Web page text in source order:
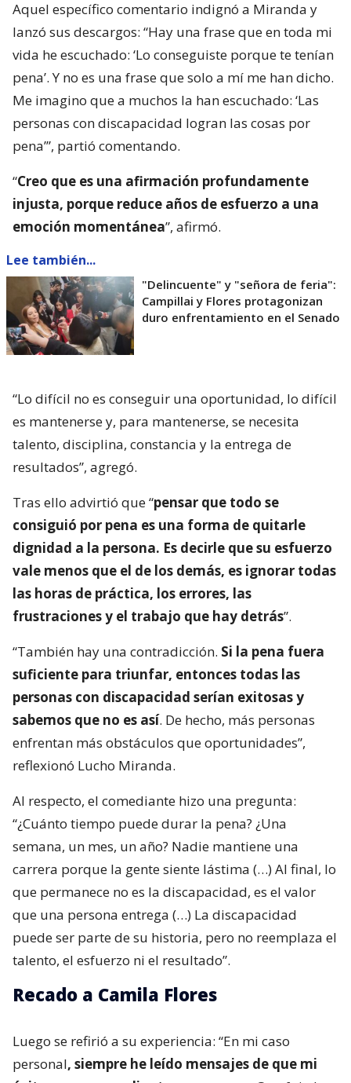
Aquel específico comentario indignó a Miranda y
lanzó sus descargos: “Hay una frase que en toda mi
vida he escuchado: ‘Lo conseguiste porque te tenían
pena’. Y no es una frase que solo a mí me han dicho.
Me imagino que a muchos la han escuchado: ‘Las
personas con discapacidad logran las cosas por
pena’”, partió comentando.
“Creo que es una afirmación profundamente
injusta, porque reduce años de esfuerzo a una
emoción momentánea”, afirmó.
Lee también...
"Delincuente" y "señora de feria":
Campillai y Flores protagonizan
duro enfrentamiento en el Senado
“Lo difícil no es conseguir una oportunidad, lo difícil
es mantenerse y, para mantenerse, se necesita
talento, disciplina, constancia y la entrega de
resultados”, agregó.
Tras ello advirtió que “pensar que todo se
consiguió por pena es una forma de quitarle
dignidad a la persona. Es decirle que su esfuerzo
vale menos que el de los demás, es ignorar todas
las horas de práctica, los errores, las
frustraciones y el trabajo que hay detrás”.
“También hay una contradicción. Si la pena fuera
suficiente para triunfar, entonces todas las
personas con discapacidad serían exitosas y
sabemos que no es así. De hecho, más personas
enfrentan más obstáculos que oportunidades”,
reflexionó Lucho Miranda.
Al respecto, el comediante hizo una pregunta:
“¿Cuánto tiempo puede durar la pena? ¿Una
semana, un mes, un año? Nadie mantiene una
carrera porque la gente siente lástima (…) Al final, lo
que permanece no es la discapacidad, es el valor
que una persona entrega (…) La discapacidad
puede ser parte de su historia, pero no reemplaza el
talento, el esfuerzo ni el resultado”.
Recado a Camila Flores
Luego se refirió a su experiencia: “En mi caso
personal, siempre he leído mensajes de que mi